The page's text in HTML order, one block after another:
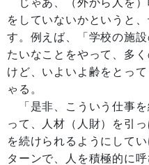
をしていないかというと
す。例えば、「学校の施
たいなことをやって、多
けど、いよいよ齢をとっ
ゃる。
「是非、こういう仕事を
って、人材（人財）を引
を続けられるようにして
ターンで、人を積極的に